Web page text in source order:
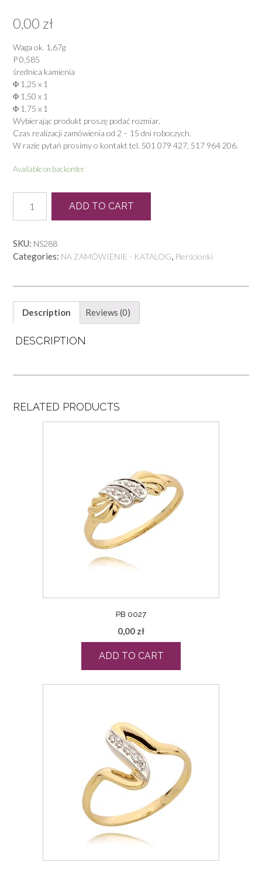
0,00 zł
Waga ok. 1,67g
P 0,585
średnica kamienia
Φ 1,25 x 1
Φ 1,50 x 1
Φ 1,75 x 1
Wybierając produkt proszę podać rozmiar.
Czas realizacji zamówienia od 2 – 15 dni roboczych.
W razie pytań prosimy o kontakt tel. 501 079 427, 517 964 206.
Available on backorder
0022
quantity
ADD TO CART
SKU: NS288
Categories: NA ZAMÓWIENIE - KATALOG, Pierścionki
Description Reviews (0)
DESCRIPTION
RELATED PRODUCTS
PB 0027
0,00 zł
ADD TO CART